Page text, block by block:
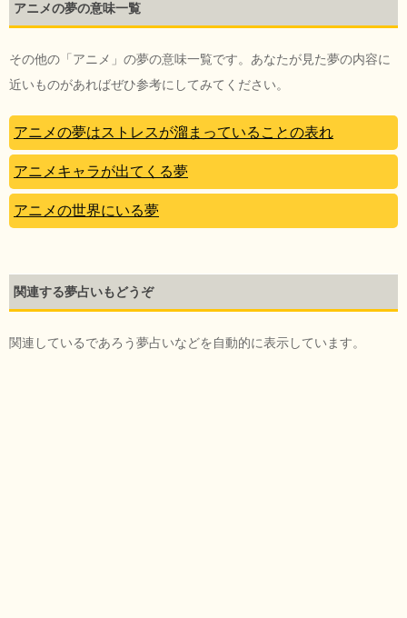
アニメの夢の意味一覧
その他の「アニメ」の夢の意味一覧です。あなたが見た夢の内容に
近いものがあればぜひ参考にしてみてください。
アニメの夢はストレスが溜まっていることの表れ
アニメキャラが出てくる夢
アニメの世界にいる夢
関連する夢占いもどうぞ
関連しているであろう夢占いなどを自動的に表示しています。